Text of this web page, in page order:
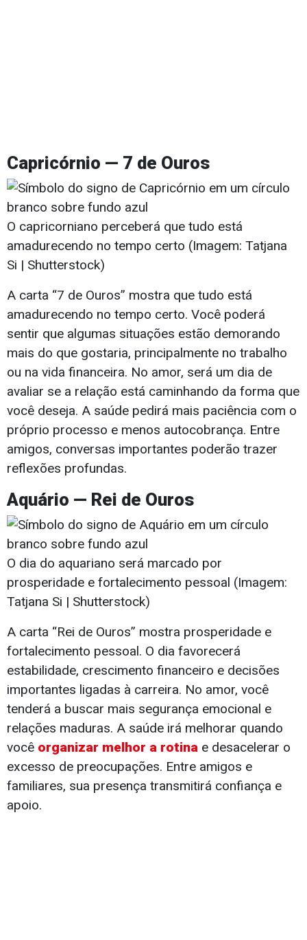
Capricórnio — 7 de Ouros
O capricorniano perceberá que tudo está
amadurecendo no tempo certo (Imagem: Tatjana
Si | Shutterstock)
A carta “7 de Ouros” mostra que tudo está
amadurecendo no tempo certo. Você poderá
sentir que algumas situações estão demorando
mais do que gostaria, principalmente no trabalho
ou na vida financeira. No amor, será um dia de
avaliar se a relação está caminhando da forma que
você deseja. A saúde pedirá mais paciência com o
próprio processo e menos autocobrança. Entre
amigos, conversas importantes poderão trazer
reflexões profundas.
Aquário — Rei de Ouros
O dia do aquariano será marcado por
prosperidade e fortalecimento pessoal (Imagem:
Tatjana Si | Shutterstock)
A carta “Rei de Ouros” mostra prosperidade e
fortalecimento pessoal. O dia favorecerá
estabilidade, crescimento financeiro e decisões
importantes ligadas à carreira. No amor, você
tenderá a buscar mais segurança emocional e
relações maduras. A saúde irá melhorar quando
você organizar melhor a rotina e desacelerar o
excesso de preocupações. Entre amigos e
familiares, sua presença transmitirá confiança e
apoio.